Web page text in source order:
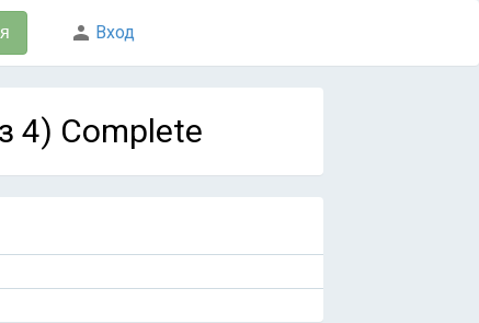
Вход
4) Complete